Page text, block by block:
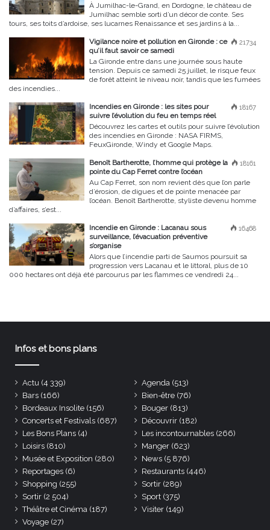
À Jumilhac-le-Grand, en Dordogne, le château de
Jumilhac semble sorti d’un décor de conte. Ses
tours, ses toits d’ardoise, ses lucarnes Renaissance et ses jardins à la...
21734
Vigilance noire et pollution en Gironde : ce
qu’il faut savoir ce samedi
La Gironde entre dans une journée sous haute
tension. Depuis ce samedi 25 juillet, le risque feux
de forêt atteint le niveau noir, tandis que les fumées
des incendies...
18167
Incendies en Gironde : les sites pour
suivre l’évolution du feu en temps réel
Découvrez les cartes et outils pour suivre l’évolution
des incendies en Gironde : NASA FIRMS,
FeuxGironde, Windy et Google Maps.
18161
Benoît Bartherotte, l’homme qui protège la
pointe du Cap Ferret contre l’océan
Au Cap Ferret, son nom revient dès que l’on parle
d’érosion, de digues et de pointe menacée par
l’océan. Benoît Bartherotte, styliste devenu homme
d’affaires, s’est...
16468
Incendie en Gironde : Lacanau sous
surveillance, l’évacuation préventive
s’organise
Alors que l’incendie parti de Saumos poursuit sa
progression vers Lacanau et le littoral, plus de 10
000 hectares ont déjà été parcourus par les flammes ce vendredi 24...
Infos et bons plans
Actu (4 339) Agenda (513)
Bars (166) Bien-être (76)
Bordeaux Insolite (156) Bouger (813)
Concerts et Festivals (687) Découvrir (182)
Les Bons Plans (4) Les incontournables (266)
Loisirs (810) Manger (623)
Musée et Exposition (280) News (5 876)
Reportages (6) Restaurants (446)
Shopping (255) Sortir (289)
Sortir (2 504) Sport (375)
Théâtre et Cinéma (187) Visiter (149)
Voyage (27)